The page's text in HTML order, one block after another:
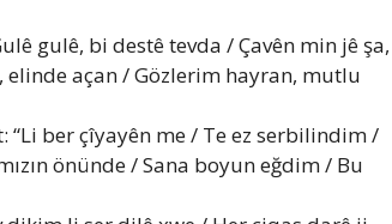
gulê, bi destê tevda / Çavên min jê şa,
elinde açan / Gözlerim hayran, mutlu
“Li ber çîyayên me / Te ez serbilindim /
önünde / Sana boyun eğdim / Bu